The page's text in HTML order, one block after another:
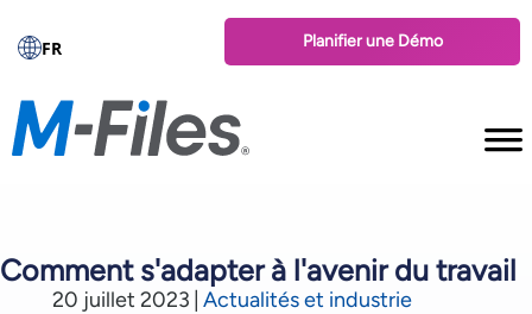
FR Planifier une Démo
Comment s'adapter à l'avenir du travail
20 juillet 2023 Actualités et industrie